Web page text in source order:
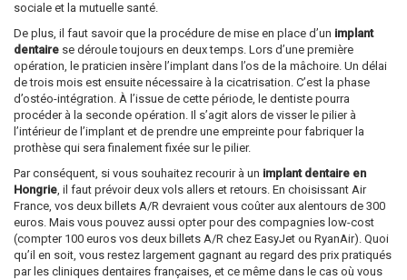
sociale et la mutuelle santé.
De plus, il faut savoir que la procédure de mise en place d’un implant
dentaire se déroule toujours en deux temps. Lors d’une première
opération, le praticien insère l’implant dans l’os de la mâchoire. Un délai
de trois mois est ensuite nécessaire à la cicatrisation. C’est la phase
d’ostéo-intégration. À l’issue de cette période, le dentiste pourra
procéder à la seconde opération. Il s’agit alors de visser le pilier à
l’intérieur de l’implant et de prendre une empreinte pour fabriquer la
prothèse qui sera finalement fixée sur le pilier.
Par conséquent, si vous souhaitez recourir à un implant dentaire en
Hongrie, il faut prévoir deux vols allers et retours. En choisissant Air
France, vos deux billets A/R devraient vous coûter aux alentours de 300
euros. Mais vous pouvez aussi opter pour des compagnies low-cost
(compter 100 euros vos deux billets A/R chez EasyJet ou RyanAir). Quoi
qu’il en soit, vous restez largement gagnant au regard des prix pratiqués
par les cliniques dentaires françaises, et ce même dans le cas où vous